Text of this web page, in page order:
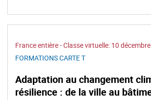
France entière - Classe virtuelle: 10
FORMATIONS CARTE T
Adaptation au changement
résilience : de la ville au